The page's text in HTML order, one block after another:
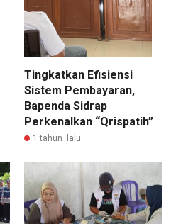
Tingkatkan Efisiensi
Sistem Pembayaran,
Bapenda Sidrap
Perkenalkan “Qrispatih”
1 tahun lalu